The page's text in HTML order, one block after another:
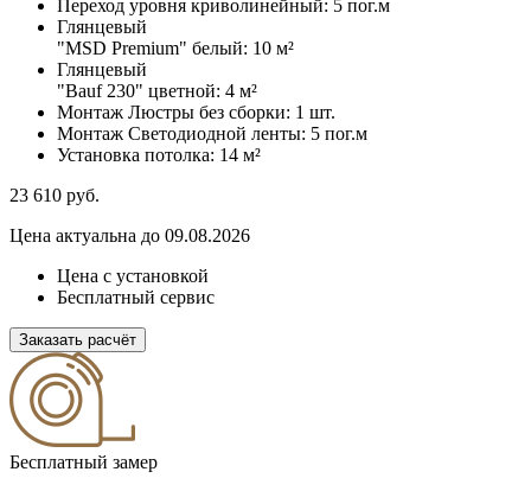
Переход уровня криволинейный: 5 пог.м
Глянцевый
"MSD Premium" белый: 10 м²
Глянцевый
"Bauf 230" цветной: 4 м²
Монтаж Люстры без сборки: 1 шт.
Монтаж Светодиодной ленты: 5 пог.м
Установка потолка: 14 м²
23 610 руб.
Цена актуальна до 09.08.2026
Цена с установкой
Бесплатный сервис
Заказать расчёт
Бесплатный замер